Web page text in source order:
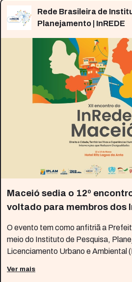
Rede Brasileira de
Planejamento | InREDE
Maceió sedia o 12º
voltado para membros dos
O evento tem como anfitriã a
meio do Instituto de Pesquisa,
Licenciamento Urbano e Ambiental
Deutsche Gesellschaft für
Ver mais